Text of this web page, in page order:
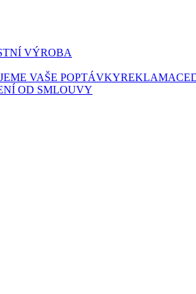
VÝROBA
VAŠE POPTÁVKYREKLAMACE
OD SMLOUVY